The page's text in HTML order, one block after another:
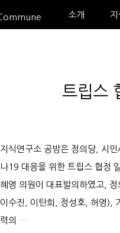
소개
트립스
지식연구소 공방은 정의당, 시
나19 대응을 위한 트립스 협정
혜영 의원이 대표발의하였고,
이수진, 이탄희, 정성호, 허영),
력의 …